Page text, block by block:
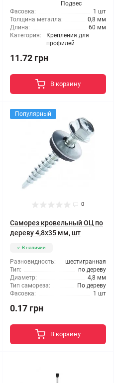
Подвес
Фасовка:
1 шт
Толщина металла:
0,8 мм
Длина:
60 мм
Категория:
Крепления для
профилей
11.72 грн
В корзину
Популярный
0
Саморез кровельный ОЦ по
дереву 4,8x35 мм, шт
В наличии
Разновидность:
шестигранная
Тип:
по дереву
Диаметр:
4,8 мм
Тип самореза:
По дереву
Фасовка:
1 шт
0.17 грн
В корзину